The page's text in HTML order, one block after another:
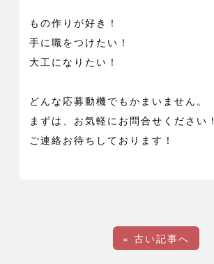
もの作りが好き！
手に職をつけたい！
大工になりたい！
どんな応募動機でもかまいません。
まずは、お気軽にお問合せください！
ご連絡お待ちしております！
« 古い記事へ